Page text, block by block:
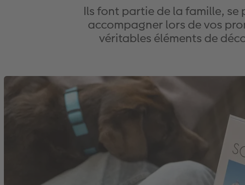
Ils font partie de la famille, se
accompagner lors de vos
véritables éléments de